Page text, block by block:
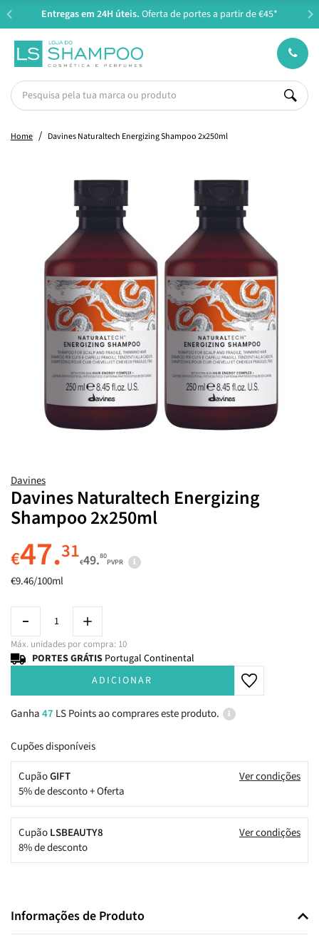
Entregas em 24H úteis. Oferta de portes a partir de €45*
Home Davines Naturaltech Energizing Shampoo 2x250ml
Davines
Davines Naturaltech Energizing
Shampoo 2x250ml
€47.31€49.80
PVPR
€9.46/100ml
Máx. unidades por compra: 10
PORTES GRÁTIS Portugal Continental
ADICIONAR
Ganha47 LS Points ao comprares este produto.
Cupões disponíveis
CupãoGIFT
5% de desconto + Oferta
Ver condições
CupãoLSBEAUTY8
8% de desconto
Ver condições
Informações de Produto